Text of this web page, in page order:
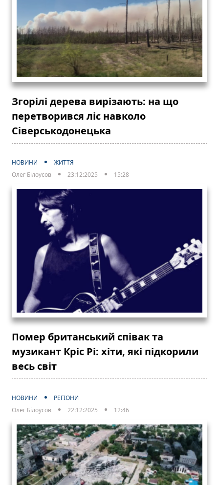
Згорілі дерева вирізають: на що
перетворився ліс навколо
Сіверськодонецька
НОВИНИ
ЖИТТЯ
Олег Білоусов
23:12:2025 15:28
Помер британський співак та
музикант Кріс Рі: хіти, які підкорили
весь світ
НОВИНИ
РЕГІОНИ
Олег Білоусов
22:12:2025 12:46